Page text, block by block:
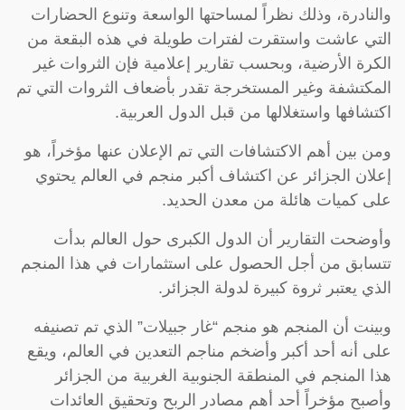
والنادرة، وذلك نظراً لمساحتها الواسعة وتنوع الحضارات
التي عاشت واستقرت لفترات طويلة في هذه البقعة من
الكرة الأرضية، وبحسب تقارير إعلامية فإن الثروات غير
المكتشفة وغير المستخرجة تقدر بأضعاف الثروات التي تم
اكتشافها واستغلالها من قبل الدول العربية.
ومن بين أهم الاكتشافات التي تم الإعلان عنها مؤخراً، هو
إعلان الجزائر عن اكتشاف أكبر منجم في العالم يحتوي
على كميات هائلة من معدن الحديد.
وأوضحت التقارير أن الدول الكبرى حول العالم بدأت
تتسابق من أجل الحصول على استثمارات في هذا المنجم
الذي يعتبر ثروة كبيرة لدولة الجزائر.
وبينت أن المنجم هو منجم “غار جبيلات” الذي تم تصنيفه
على أنه أحد أكبر وأضخم مناجم التعدين في العالم، ويقع
هذا المنجم في المنطقة الجنوبية الغربية من الجزائر
وأصبح مؤخراً أحد أهم مصادر الربح وتحقيق العائدات